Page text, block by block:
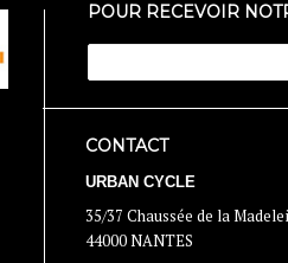
POUR RECEVOIR
CONTACT
URBAN CYCLE
35/37 Chaussée de la
44000 NANTES